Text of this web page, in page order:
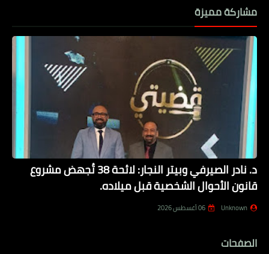
مشاركة مميزة
د. نادر الصيرفي وبيتر النجار: لائحة 38 تُجهض مشروع
قانون الأحوال الشخصية قبل ميلاده.
Unknown 06 أغسطس 2026
الصفحات